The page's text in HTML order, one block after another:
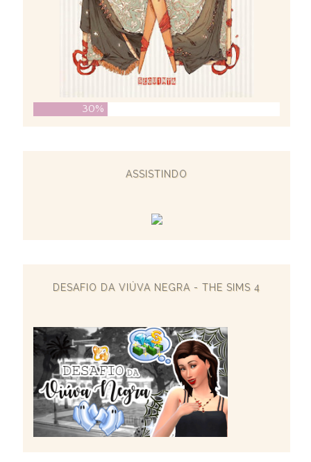
30%
ASSISTINDO
DESAFIO DA VIÚVA NEGRA - THE SIMS 4